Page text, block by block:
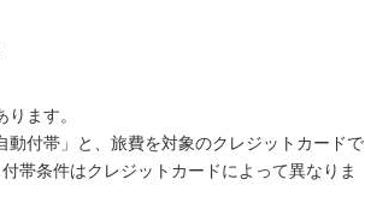
ます。
付帯」と、旅費を対象のクレジットカードで
帯条件はクレジットカードによって異なりま